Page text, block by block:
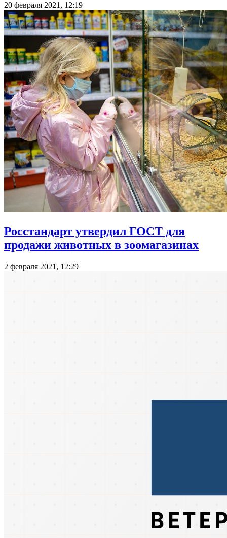
20 февраля 2021, 12:19
Росстандарт утвердил ГОСТ для
продажи животных в зоомагазинах
2 февраля 2021, 12:29